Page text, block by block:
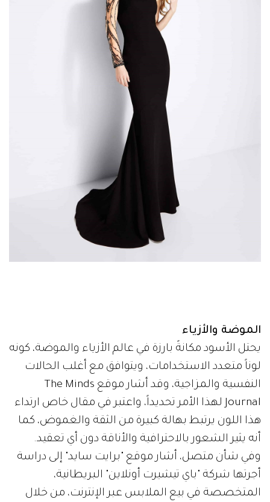
الموضة والأزياء
يحتل الأسود مكانةً بارزة في عالم الأزياء والموضة، كونه
لوناً متعدد الاستخدامات، ويتوافق مع أغلب الحالات
النفسية والمزاجية، وقد أشار موقع The Minds
Journal لهذا الأمر تحديداً، واعتبر في مقال خاص ارتداء
هذا اللون يرتبط بهالة كبيرة من الثقة والغموض، كما
أنه يثير الشعور بالاحترافية والأناقة دون أي تعقيد.
وفي شأن متصل، أشار موقع "برايت سايد" إلى دراسة
أجرتها شركة "باي تيشيرت أونلاين" البريطانية،
المتخصصة في بيع الملابس عبر الإنترنت، من خلال